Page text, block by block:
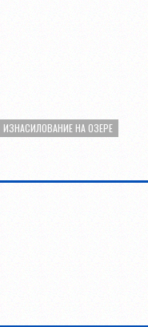
ИЗНАСИЛОВАНИЕ НА ОЗЕРЕ